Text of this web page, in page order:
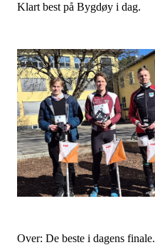
Klart best på Bygdøy i dag.
Over: De beste i dagens finale.